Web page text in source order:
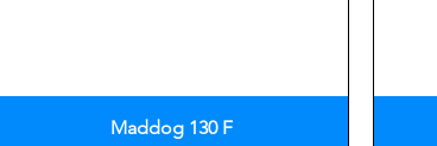
Vista rápida
Maddog 130 F